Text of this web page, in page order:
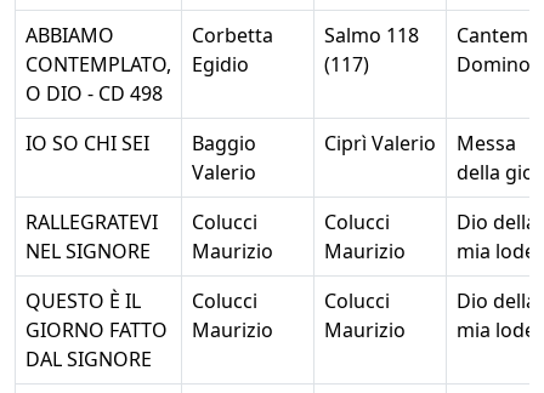
ABBIAMO
CONTEMPLATO,
O DIO - CD 498
Corbetta
Egidio
Salmo 118
(117)
Domino
IO SO CHI SEI
Baggio
Valerio
Ciprì Valerio
Messa
della
RALLEGRATEVI
NEL SIGNORE
Colucci
Maurizio
Colucci
Maurizio
Dio della
mia lode
QUESTO È IL
GIORNO FATTO
DAL SIGNORE
Colucci
Maurizio
Colucci
Maurizio
Dio della
mia lode